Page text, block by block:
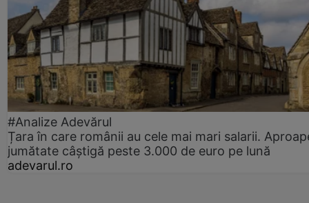
#Analize Adevărul
Țara în care românii au cele mai mari salarii.
jumătate câștigă peste 3.000 de euro pe lună
adevarul.ro